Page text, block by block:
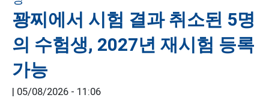
꽝찌에서 시험 결과 취소된 5명
의 수험생, 2027년 재시험 등록
가능
| 05/08/2026 - 11:06